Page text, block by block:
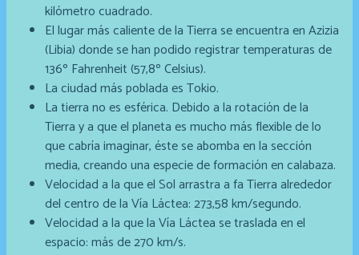
kilómetro cuadrado.
El lugar más caliente de la Tierra se encuentra en Azizia
(Libia) donde se han podido registrar temperaturas de
136º Fahrenheit (57,8º Celsius).
La ciudad más poblada es Tokio.
La tierra no es esférica. Debido a la rotación de la
Tierra y a que el planeta es mucho más flexible de lo
que cabría imaginar, éste se abomba en la sección
media, creando una especie de formación en calabaza.
Velocidad a la que el Sol arrastra a fa Tierra alrededor
del centro de la Vía Láctea: 273,58 km/segundo.
Velocidad a la que la Vía Láctea se traslada en el
espacio: más de 270 km/s.